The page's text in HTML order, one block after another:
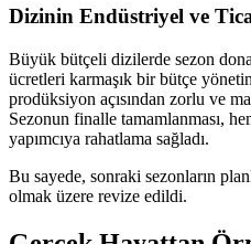
Dizinin Endüstriyel ve
Büyük bütçeli dizilerde sezon
ücretleri karmaşık bir bütçe
prodüksiyon açısından zorlu ve
Sezonun finalle tamamlanması,
yapımcıya rahatlama sağladı.
Bu sayede, sonraki sezonların
olmak üzere revize edildi.